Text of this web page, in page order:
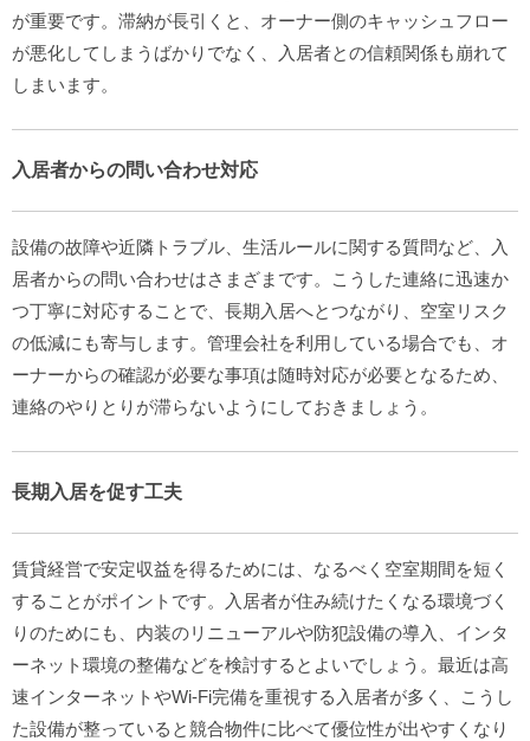
が重要です。滞納が長引くと、オーナー側のキャッシュフロー
が悪化してしまうばかりでなく、入居者との信頼関係も崩れて
しまいます。
入居者からの問い合わせ対応
設備の故障や近隣トラブル、生活ルールに関する質問など、入
居者からの問い合わせはさまざまです。こうした連絡に迅速か
つ丁寧に対応することで、長期入居へとつながり、空室リスク
の低減にも寄与します。管理会社を利用している場合でも、オ
ーナーからの確認が必要な事項は随時対応が必要となるため、
連絡のやりとりが滞らないようにしておきましょう。
長期入居を促す工夫
賃貸経営で安定収益を得るためには、なるべく空室期間を短く
することがポイントです。入居者が住み続けたくなる環境づく
りのためにも、内装のリニューアルや防犯設備の導入、インタ
ーネット環境の整備などを検討するとよいでしょう。最近は高
速インターネットやWi-Fi完備を重視する入居者が多く、こうし
た設備が整っていると競合物件に比べて優位性が出やすくなり